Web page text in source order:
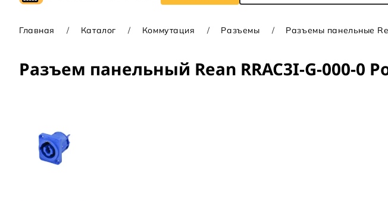
Главная Каталог Коммутация Разъемы Разъемы панельные
Разъем панельный Rean RRAC3I-G-000-0